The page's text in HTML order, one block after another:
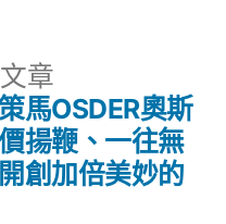
章
一
篇
文
馬OSDER奧斯
揚鞭、一往無
創加倍美妙的